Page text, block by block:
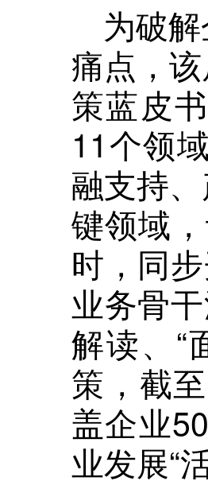
为破
痛点，
策蓝皮
11个领
融支持
键领域
时，同
业务骨
解读、“
策，截
盖企业
业发展“活